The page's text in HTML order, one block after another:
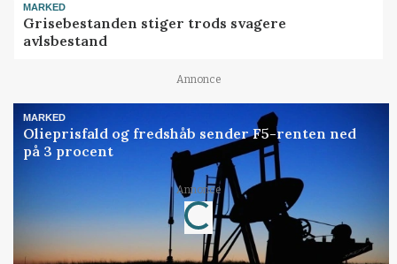
MARKED
Grisebestanden stiger trods svagere
avlsbestand
Annonce
MARKED
Olieprisfald og fredshåb sender F5-renten ned
på 3 procent
Annonce
Loading...